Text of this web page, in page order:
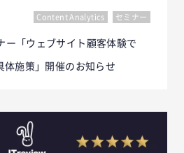
Content Analytics セミナー
ー「ウェブサイト顧客体験で
体施策」開催のお知らせ